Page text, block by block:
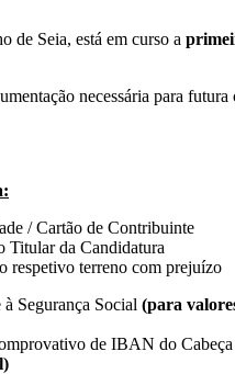
de Seia, está em curso a
necessária para futura
/ Cartão de Contribuinte
da Candidatura
respetivo terreno com prejuízo
Segurança Social (para
de IBAN do Cabeça